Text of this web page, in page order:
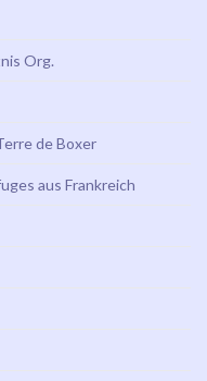
Org.
de Boxer
aus Frankreich